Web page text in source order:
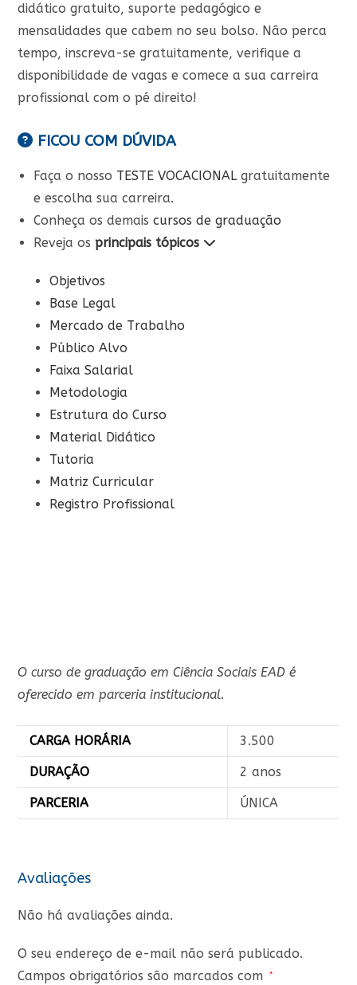
didático gratuito, suporte pedagógico e
mensalidades que cabem no seu bolso. Não perca
tempo, inscreva-se gratuitamente, verifique a
disponibilidade de vagas e comece a sua carreira
profissional com o pé direito!
FICOU COM DÚVIDA
Faça o nosso TESTE VOCACIONALgratuitamente
e escolha sua carreira.
Conheça os demaiscursos de graduação
Reveja osprincipais tópicos
Objetivos
Base Legal
Mercado de Trabalho
Público Alvo
Faixa Salarial
Metodologia
Estrutura do Curso
Material Didático
Tutoria
Matriz Curricular
Registro Profissional
O curso de graduação em Ciência Sociais EAD é
oferecido em parceria institucional.
CARGA HORÁRIA 3.500
DURAÇÃO 2 anos
PARCERIA ÚNICA
Avaliações
Não há avaliações ainda.
O seu endereço de e-mail não será publicado.
Campos obrigatórios são marcados com
*